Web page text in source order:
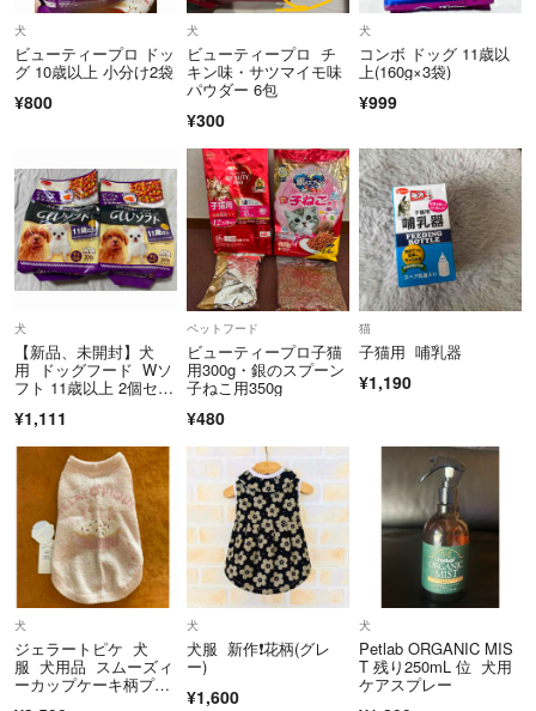
犬
ビューティープロ ドッ
グ 10歳以上 小分け2袋
¥800
犬
ビューティープロ チ
キン味・サツマイモ味
パウダー 6包
¥300
犬
コンボ ドッグ 11歳以
上(160g×3袋)
¥999
犬
【新品、未開封】犬
用 ドッグフード Wソ
フト 11歳以上 2個セッ
¥1,111
ペットフード
ビューティープロ子猫
用300g・銀のスプーン
子ねこ用350g
¥480
猫
子猫用 哺乳器
¥1,190
犬
ジェラートピケ 犬
服 犬用品 スムーズィ
ーカップケーキ柄プル
犬
犬服 新作❗️花柄(グレ
ー)
¥1,600
犬
Petlab ORGANIC MIS
T 残り250mL 位 犬用
ケアスプレー